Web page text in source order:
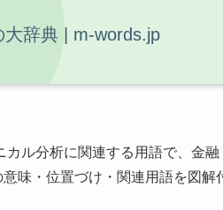
カル分析に関連する用語で、金
味・位置づけ・関連用語を図